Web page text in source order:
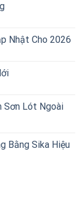
Nhật Cho 2026
Sơn Lót Ngoài
Bằng Sika Hiệu